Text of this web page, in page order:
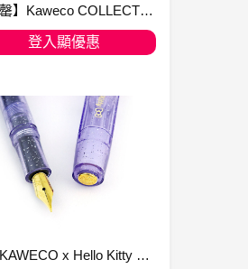
【售罄】Kaweco COLLECTION Fountain Pen Vibrant Violet
登入顯優惠
德國KAWECO x Hello Kitty 亮粉紫 透明鋼筆 金尖 F